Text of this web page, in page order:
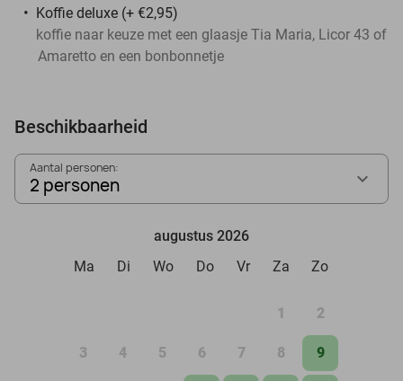
Koffie deluxe (+ €2,95)
koffie naar keuze met een glaasje Tia Maria, Licor 43 of
Amaretto en een bonbonnetje
Beschikbaarheid
Aantal personen:
2 personen
augustus 2026
Ma
Di Wo Do Vr Za Zo
1 2
3 4 5 6 7 8 9